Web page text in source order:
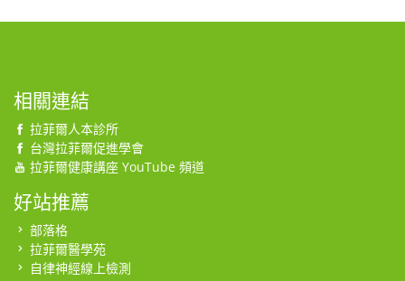
相關連結
拉菲爾人本診所
台灣拉菲爾促進學會
拉菲爾健康講座 YouTube 頻道
好站推薦
部落格
拉菲爾醫學苑
自律神經線上檢測